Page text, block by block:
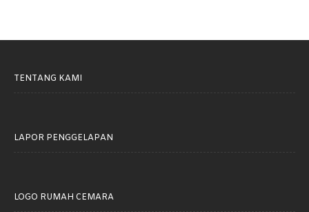
TENTANG KAMI
LAPOR PENGGELAPAN
LOGO RUMAH CEMARA